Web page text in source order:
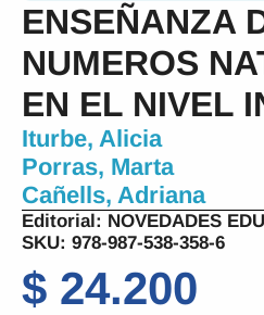
ENSEÑANZA
NUMEROS
EN EL NIVEL
Iturbe, Alicia
Porras, Marta
Cañells, Adriana
Editorial: NOVEDADES
SKU: 978-987-538-358-6
$ 24.200